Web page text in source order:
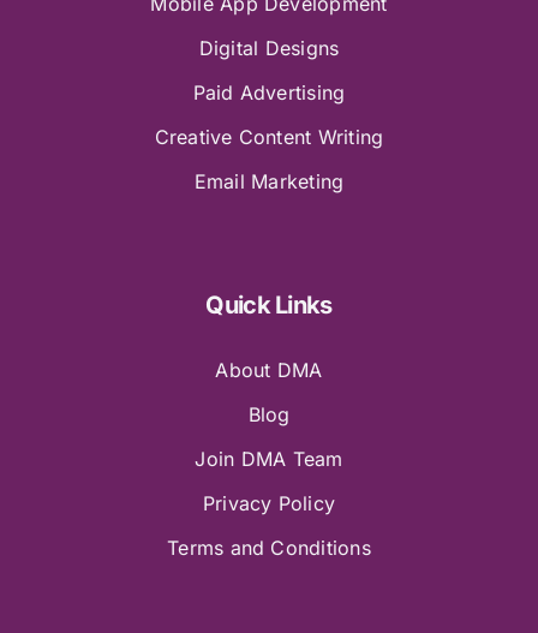
Digital Designs
Paid Advertising
Creative Content Writing
Email Marketing
Quick Links
About DMA
Blog
Join DMA Team
Privacy Policy
Terms and Conditions